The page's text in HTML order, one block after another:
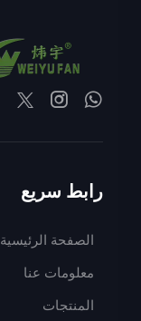
رابط سريع
الصفحة الرئيسية
معلومات عنا
المنتجات